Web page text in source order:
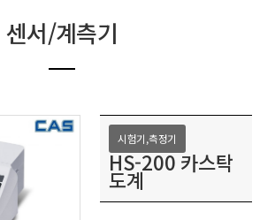
센서/계측기
시험기,측정기
HS-200 카스탁
도계